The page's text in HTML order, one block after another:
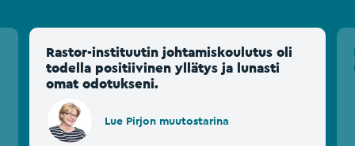
Rastor-instituutin johtamiskoulutus oli
todella positiivinen yllätys ja lunasti
omat odotukseni.
Lue Pirjon muutostarina